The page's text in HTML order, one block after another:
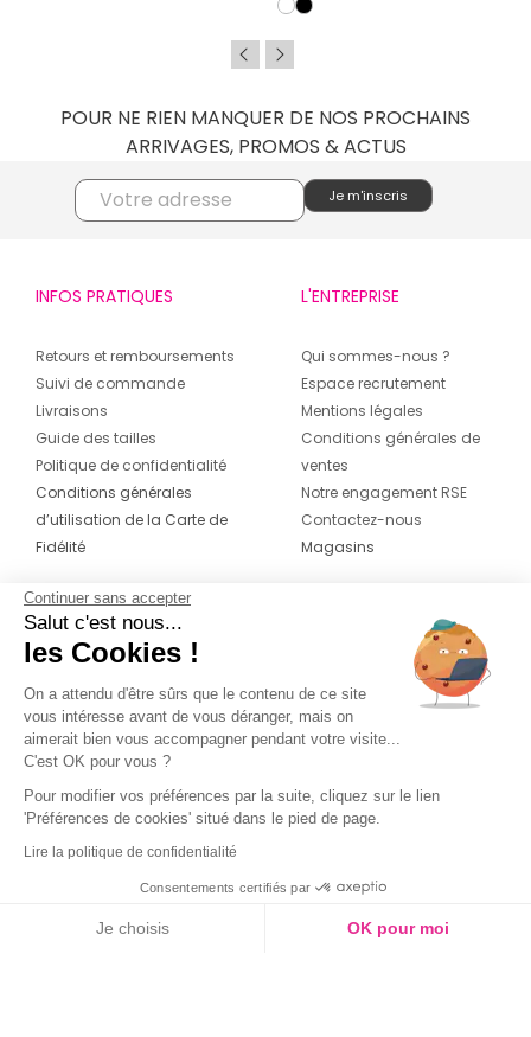
POUR NE RIEN MANQUER DE NOS PROCHAINS
ARRIVAGES, PROMOS & ACTUS
INFOS PRATIQUES
Retours et remboursements
Suivi de commande
Livraisons
Guide des tailles
Politique de confidentialité
Conditions générales
d’utilisation de la Carte de
Fidélité
L'ENTREPRISE
Qui sommes-nous ?
Espace recrutement
Mentions légales
Conditions générales de
ventes
Notre engagement RSE
Contactez-nous
Magasins
CONTACT
04 42 20 78 42
Du lundi au jeudi de 8h30 à 16h30 & le
vendredi de 8h30 à 15h30
Continuer sans accepter
Salut c'est nous...
les Cookies !
On a attendu d'être sûrs que le contenu de ce site
vous intéresse avant de vous déranger, mais on
aimerait bien vous accompagner pendant votre visite...
C'est OK pour vous ?
Pour modifier vos préférences par la suite, cliquez sur le lien
'Préférences de cookies' situé dans le pied de page.
Lire la politique de confidentialité
Consentements certifiés par
Je choisis OK pour moi